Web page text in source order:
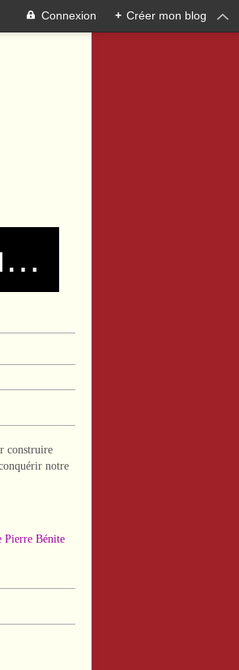
Connexion + Créer mon blog
Les communistes de Pierre Bénite et leurs amis !
construire
notre
Pierre Bénite